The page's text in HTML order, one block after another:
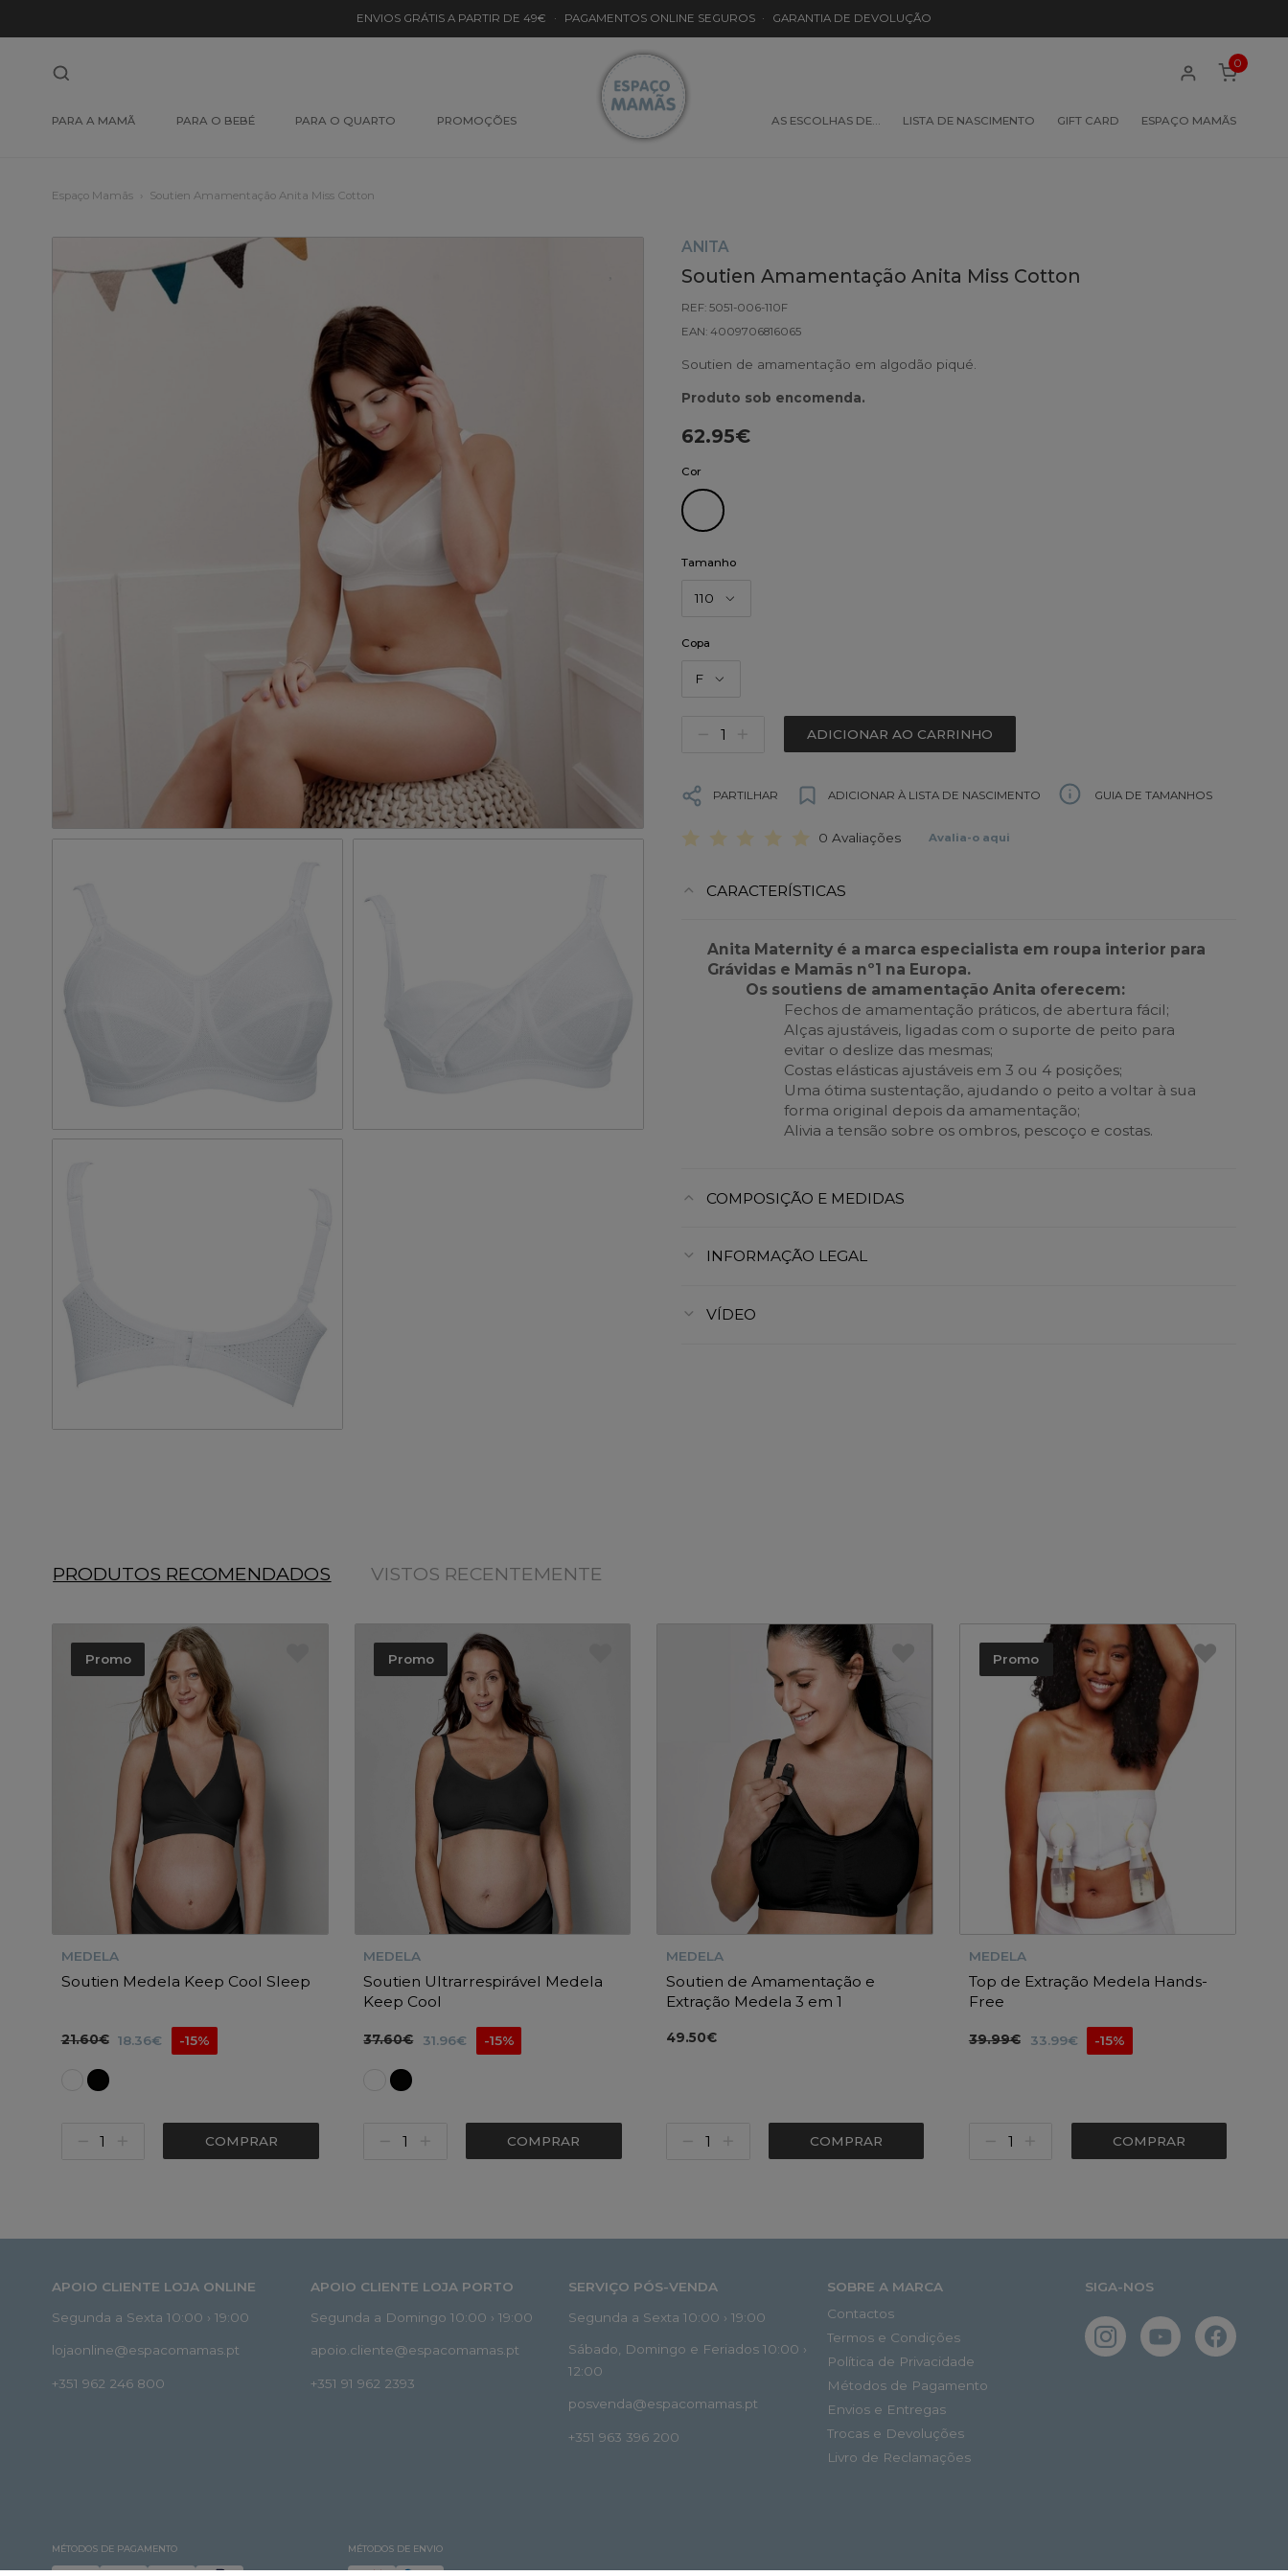
ENVIOS GRÁTIS A PARTIR DE 49€ · PAGAMENTOS ONLINE SEGUROS · GARANTIA DE DEVOLUÇÃO
PARA A MAMÃ PARA O BEBÉ PARA O QUARTO PROMOÇÕES AS ESCOLHAS DE… LISTA DE NASCIMENTO GIFT CARD ESPAÇO MAMÃS
0
Espaço Mamãs Soutien Amamentação Anita Miss Cotton
ANITA
Soutien Amamentação Anita Miss Cotton
REF: 5051-006-110F
EAN: 4009706816065
Soutien de amamentação em algodão piqué.
Produto sob encomenda.
62.95€
Cor
Tamanho
110
Copa
F
ADICIONAR AO CARRINHO
PARTILHAR ADICIONAR À LISTA DE NASCIMENTO GUIA DE TAMANHOS
0 Avaliações Avalia-o aqui
CARACTERÍSTICAS
Anita Maternity é a marca especialista em roupa interior para
Grávidas e Mamãs nº1 na Europa.
Os soutiens de amamentação Anita oferecem:
Fechos de amamentação práticos, de abertura fácil;
Alças ajustáveis, ligadas com o suporte de peito para
evitar o deslize das mesmas;
Costas elásticas ajustáveis em 3 ou 4 posições;
Uma ótima sustentação, ajudando o peito a voltar à sua
forma original depois da amamentação;
Alivia a tensão sobre os ombros, pescoço e costas.
COMPOSIÇÃO E MEDIDAS
INFORMAÇÃO LEGAL
VÍDEO
PRODUTOS RECOMENDADOS VISTOS RECENTEMENTE
Promo
MEDELA
Soutien Medela Keep Cool Sleep
21.60€ 18.36€ -15%
COMPRAR
Promo
MEDELA
Soutien Ultrarrespirável Medela
Keep Cool
37.60€ 31.96€ -15%
COMPRAR
MEDELA
Soutien de Amamentação e
Extração Medela 3 em 1
49.50€
COMPRAR
Promo
MEDELA
Top de Extração Medela Hands-
Free
39.99€ 33.99€ -15%
COMPRAR
APOIO CLIENTE LOJA ONLINE
Segunda a Sexta 10:00 › 19:00
lojaonline@espacomamas.pt
+351 962 246 800
APOIO CLIENTE LOJA PORTO
Segunda a Domingo 10:00 › 19:00
apoio.cliente@espacomamas.pt
+351 91 962 2393
SERVIÇO PÓS-VENDA
Segunda a Sexta 10:00 › 19:00
Sábado, Domingo e Feriados 10:00 ›
12:00
posvenda@espacomamas.pt
+351 963 396 200
SOBRE A MARCA
Contactos
Termos e Condições
Política de Privacidade
Métodos de Pagamento
Envios e Entregas
Trocas e Devoluções
Livro de Reclamações
SIGA-NOS
MÉTODOS DE PAGAMENTO MÉTODOS DE ENVIO